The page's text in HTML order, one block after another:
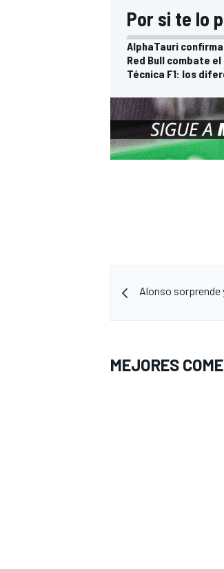
Por si te lo
AlphaTauri
Red Bull combate
Técnica F1: los
Alonso sorprende
MEJORES